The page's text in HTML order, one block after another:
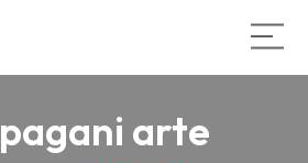
pagani arte